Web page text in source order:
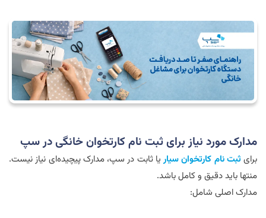
مدارک مورد نیاز برای ثبت نام کارتخوان خانگی در سپ
برایثبتنام کارتخوانسیاریا ثابت در سپ، مدارک پیچیده‌ای نیاز نیست.
منتها باید دقیق و کامل باشد.
مدارک اصلی شامل: